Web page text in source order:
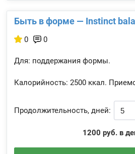
Быть в форме — Instinct
0 0
Для: поддержания формы.
Калорийность: 2500 ккал.
Продолжительность, дней:
1200 руб. в